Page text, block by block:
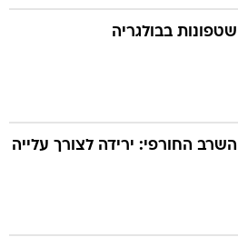
שטפונות בבולגריה
השרב החורפי: ירידה לצורך עלייה